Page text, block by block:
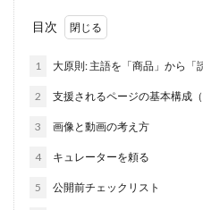
目次
1 大原則: 主語を「商品」から「
2 支援されるページの基本構成（
3 画像と動画の考え方
4 キュレーターを頼る
5 公開前チェックリスト